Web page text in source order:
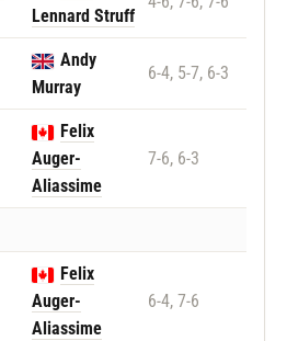
Lennard Struff
Andy
Murray
6-4, 5-7, 6-3
Felix
Auger-
Aliassime
7-6, 6-3
Felix
Auger-
Aliassime
6-4, 7-6